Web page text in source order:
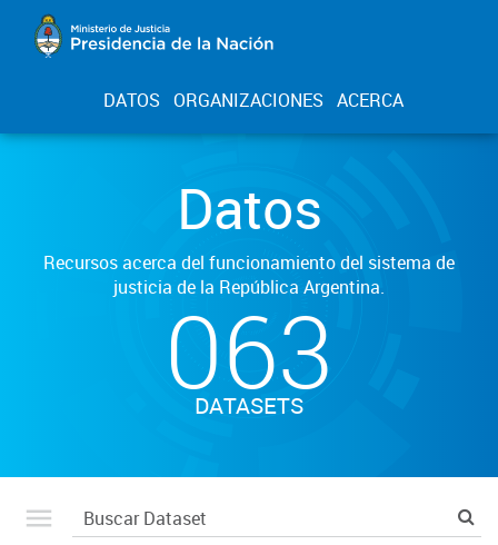
DATOS ORGANIZACIONES ACERCA
Datos
Recursos acerca del funcionamiento del sistema de
justicia de la República Argentina.
063
DATASETS